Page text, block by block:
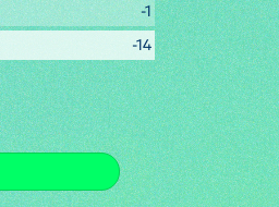
-1
-14